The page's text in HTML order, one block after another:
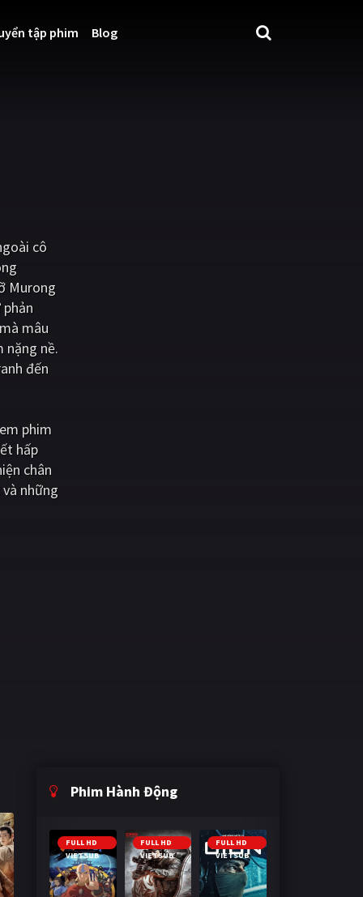
tập phim Blog
cô
Murong
mâu
nặng nề.
đến
phim
hấp
chân
những
Phim Hành Động
FULL HD
VIETSUB
FULL HD
VIETSUB
FULL HD
VIETSUB